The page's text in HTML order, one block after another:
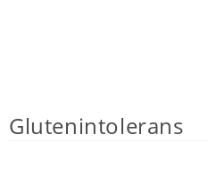
Glutenintolerans